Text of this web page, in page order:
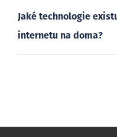
Jaké technologie
internetu na doma?